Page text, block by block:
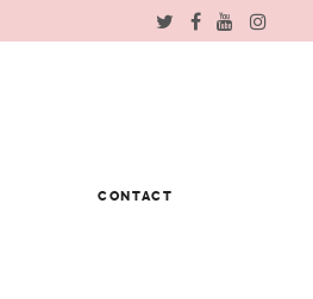
CONTACT